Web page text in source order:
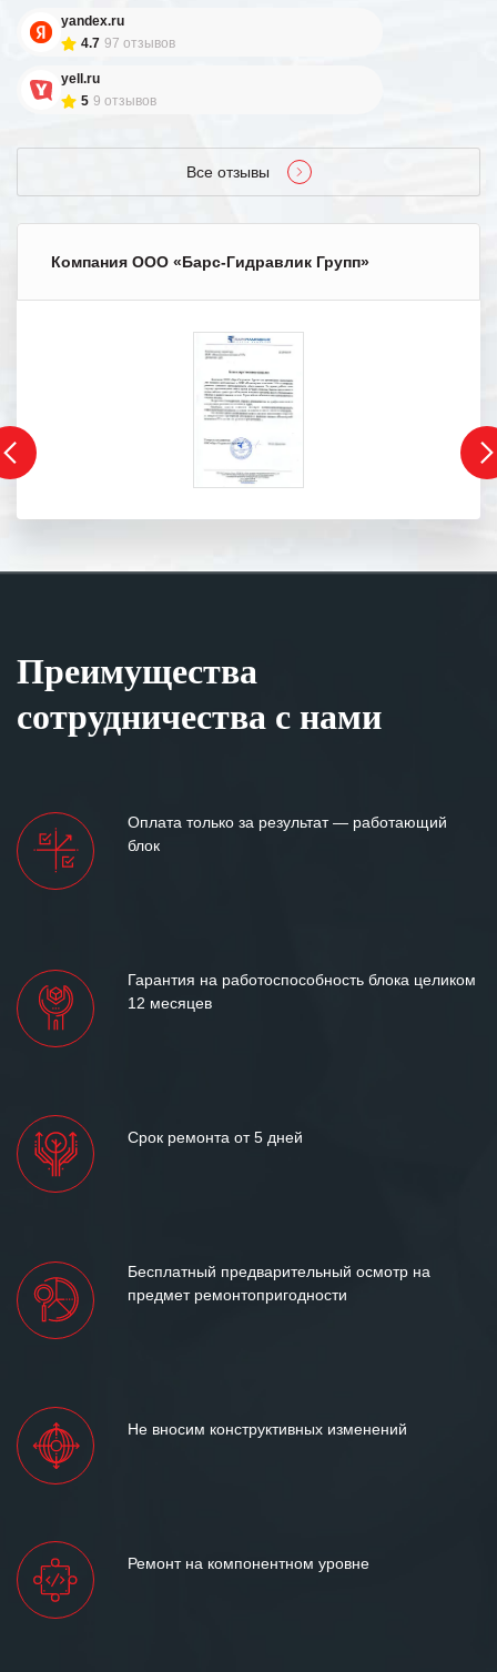
yandex.ru
4.7 97 отзывов
yell.ru
5 9 отзывов
Все отзывы
Компания ООО «Барс-Гидравлик Групп»
Преимущества
сотрудничества с нами
Оплата только за результат — работающий
блок
Гарантия на работоспособность блока целиком
12 месяцев
Срок ремонта от 5 дней
Бесплатный предварительный осмотр на
предмет ремонтопригодности
Не вносим конструктивных изменений
Ремонт на компонентном уровне